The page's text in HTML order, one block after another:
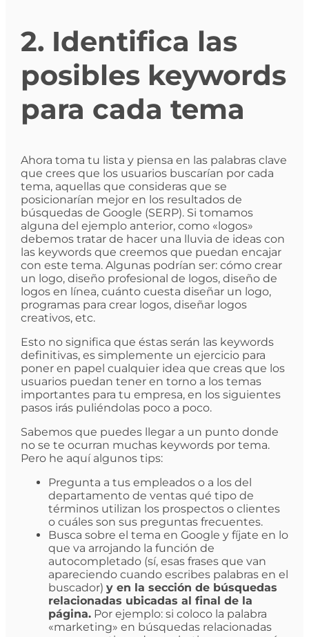
2. Identifica las
posibles keywords
para cada tema
Ahora toma tu lista y piensa en las palabras clave
que crees que los usuarios buscarían por cada
tema, aquellas que consideras que se
posicionarían mejor en los resultados de
búsquedas de Google (SERP). Si tomamos
alguna del ejemplo anterior, como «logos»
debemos tratar de hacer una lluvia de ideas con
las keywords que creemos que puedan encajar
con este tema. Algunas podrían ser: cómo crear
un logo, diseño profesional de logos, diseño de
logos en línea, cuánto cuesta diseñar un logo,
programas para crear logos, diseñar logos
creativos, etc.
Esto no significa que éstas serán las keywords
definitivas, es simplemente un ejercicio para
poner en papel cualquier idea que creas que los
usuarios puedan tener en torno a los temas
importantes para tu empresa, en los siguientes
pasos irás puliéndolas poco a poco.
Sabemos que puedes llegar a un punto donde
no se te ocurran muchas keywords por tema.
Pero he aquí algunos tips:
Pregunta a tus empleados o a los del
departamento de ventas qué tipo de
términos utilizan los prospectos o clientes
o cuáles son sus preguntas frecuentes.
Busca sobre el tema en Google y fíjate en lo
que va arrojando la función de
autocompletado (sí, esas frases que van
apareciendo cuando escribes palabras en el
buscador) y en la sección de búsquedas
relacionadas ubicadas al final de la
página.Por ejemplo: si coloco la palabra
«marketing» en búsquedas relacionadas